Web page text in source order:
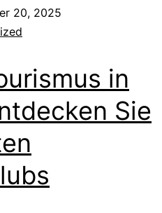
20, 2025
in
Sie